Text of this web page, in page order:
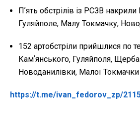
Пʼять обстрілів із РСЗВ
Гуляйполе, Малу Токмачку,
152 артобстріли прийшлися по
Камʼянського, Гуляйполя,
Новоданилівки, Малої Токмачки
https://t.me/ivan_fedorov_zp/